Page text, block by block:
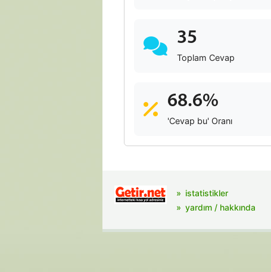
35
Toplam Cevap
68.6%
'Cevap bu' Oranı
istatistikler
yardım / hakkında